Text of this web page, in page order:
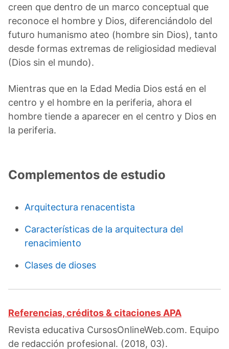
creen que dentro de un marco conceptual que
reconoce el hombre y Dios, diferenciándolo del
futuro humanismo ateo (hombre sin Dios), tanto
desde formas extremas de religiosidad medieval
(Dios sin el mundo).
Mientras que en la Edad Media Dios está en el
centro y el hombre en la periferia, ahora el
hombre tiende a aparecer en el centro y Dios en
la periferia.
Complementos de estudio
Arquitectura renacentista
Características de la arquitectura del
renacimiento
Clases de dioses
Referencias, créditos & citaciones APA
Revista educativa CursosOnlineWeb.com. Equipo
de redacción profesional. (2018, 03).